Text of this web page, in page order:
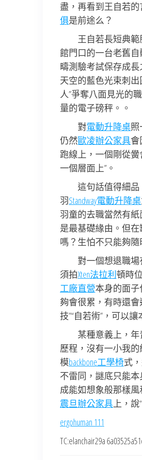
盡，再看到王自若
俱是前途么？
王自若長短典
館門口的一台老舊
疇測驗考試保存成
天空的藍色光束刺
人”爭奪八面見光的
量的電子磅秤。。
對電動升降桌
仍然歐凌辦公家具
跑線上，一個剛從
一個層面上”。
這句話值得細
羽Standway電動升降桌
羽童的去職當然有紙
是最基礎緣由。但在
嗎？生怕不只能夠
對一個想退職
須拍Xten法拉利頓時
工廠直營本身的面
夠會很累，有時還
技”“自若術”，可以
某種意義上，
歷程，沒有一小我
模backbone工學椅式
不雷同，謎底只能
成能如想象般那樣
震旦辦公家具上，說
ergohuman 111
TC:elanchair29a